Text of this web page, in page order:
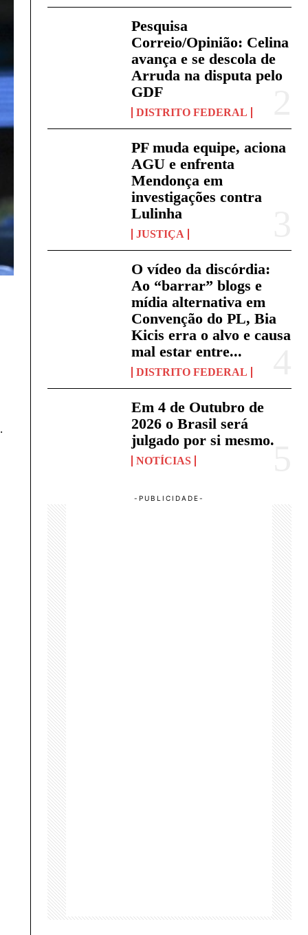
Pesquisa
Correio/Opinião: Celina
avança e se descola de
Arruda na disputa pelo
GDF
DISTRITO FEDERAL
PF muda equipe, aciona
AGU e enfrenta
Mendonça em
investigações contra
Lulinha
JUSTIÇA
O vídeo da discórdia:
Ao “barrar” blogs e
mídia alternativa em
Convenção do PL, Bia
Kicis erra o alvo e causa
mal estar entre...
DISTRITO FEDERAL
Em 4 de Outubro de
2026 o Brasil será
julgado por si mesmo.
NOTÍCIAS